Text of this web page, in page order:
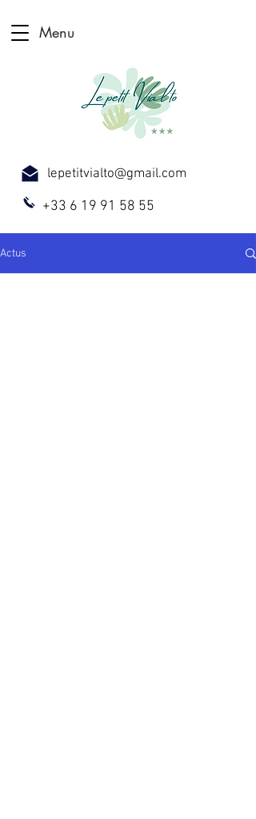
Menu
lepetitvialto@gmail.com
+33 6 19 91 58 55
Actus